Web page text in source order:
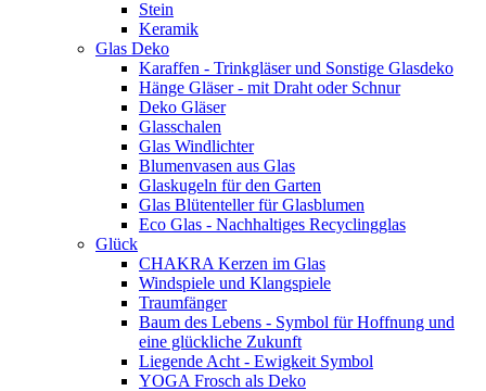
Stein
Keramik
Glas Deko
Karaffen - Trinkgläser und Sonstige Glasdeko
Hänge Gläser - mit Draht oder Schnur
Deko Gläser
Glasschalen
Glas Windlichter
Blumenvasen aus Glas
Glaskugeln für den Garten
Glas Blütenteller für Glasblumen
Eco Glas - Nachhaltiges Recyclingglas
Glück
CHAKRA Kerzen im Glas
Windspiele und Klangspiele
Traumfänger
Baum des Lebens - Symbol für Hoffnung und
eine glückliche Zukunft
Liegende Acht - Ewigkeit Symbol
YOGA Frosch als Deko